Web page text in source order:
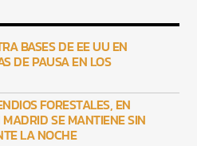
BASES DE EE UU EN
DE PAUSA EN LOS
FORESTALES, EN
SE MANTIENE SIN
LA NOCHE